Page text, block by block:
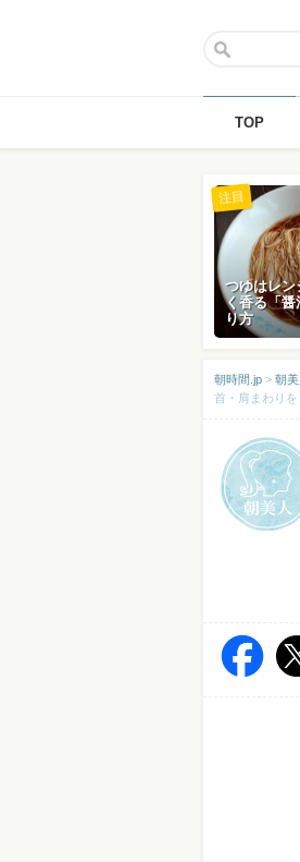
TOP
つゆはレン
く香る「醤
り方
注目
朝時間.jp > 朝
首・肩まわりを